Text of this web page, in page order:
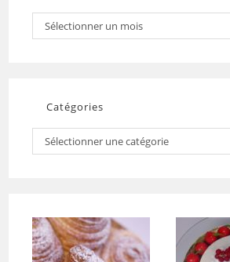
Sélectionner un mois
Catégories
Sélectionner une catégorie